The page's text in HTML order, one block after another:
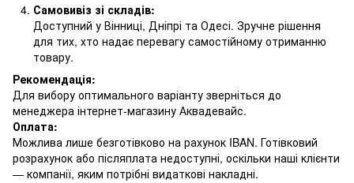
Самовивіз зі складів:
Доступний у Вінниці, Дніпрі та Одесі. Зручне рішення
для тих, хто надає перевагу самостійному отриманню
товару.
Рекомендація:
Для вибору оптимального варіанту зверніться до
менеджера інтернет-магазину Аквадевайс.
Оплата:
Можлива лише безготівково на рахунок IBAN. Готівковий
розрахунок або післяплата недоступні, оскільки наші клієнти
— компанії, яким потрібні видаткові накладні.